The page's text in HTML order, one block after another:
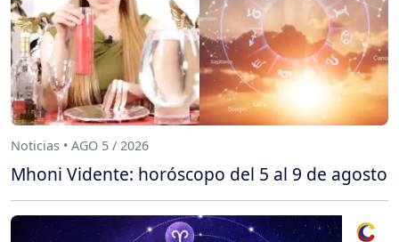
Noticias • AGO 5 / 2026
Mhoni Vidente: horóscopo del 5 al 9 de agosto